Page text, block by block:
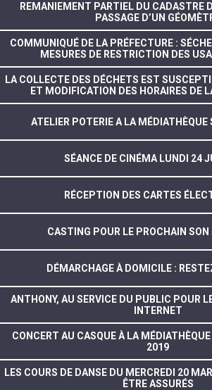
REMANIEMENT PARTIEL DU CADASTRE
PASSAGE D’UN
COMMUNIQUÉ DE LA PRÉFECTURE :
MESURES DE RESTRICTION DES
LA COLLECTE DES DÉCHETS EST
ET MODIFICATION DES HORAIRES DE
ATELIER POTERIE A LA MÉDIATHÈQUE
SÉANCE DE CINÉMA LUNDI 24
RÉCEPTION DES CARTES
CASTING POUR LE PROCHAIN
DÉMARCHAGE À DOMICILE :
ANTHONY, AU SERVICE DU PUBLIC POUR
INTERNET
CONCERT AU CASQUE À LA
2019
LES COURS DE DANSE DU MERCREDI 20
ÊTRE ASSURÉS